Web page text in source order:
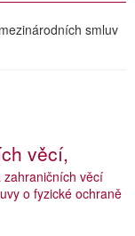
smluv
věcí,
věcí
o fyzické ochraně